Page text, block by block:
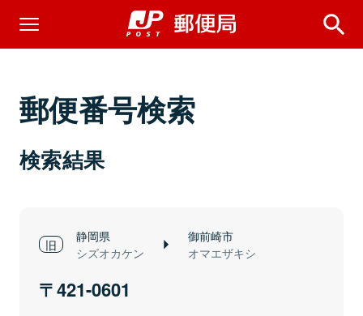
郵便番号検索
検索結果
静岡県
シズオカケン
御前崎市
オマエザキシ
421-0601